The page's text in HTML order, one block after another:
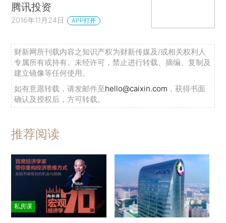
腾讯投资
2016年11月24日 APP打开
财新网所刊载内容之知识产权为财新传媒及/或相关权利人
专属所有或持有。未经许可，禁止进行转载、摘编、复制及
建立镜像等任何使用。
如有意愿转载，请发邮件至hello@caixin.com ，获得书面
确认及授权后，方可转载。
推荐阅读
私房课